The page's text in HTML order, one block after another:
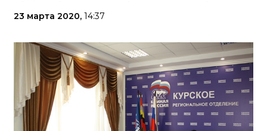
23 марта 2020, 14:37